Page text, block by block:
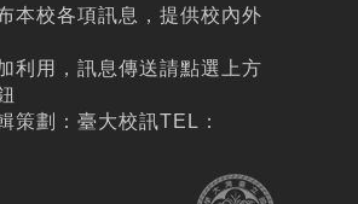
本校各項訊息，提供校內外
利用，訊息傳送請點選上方
策劃：臺大校訊TEL：